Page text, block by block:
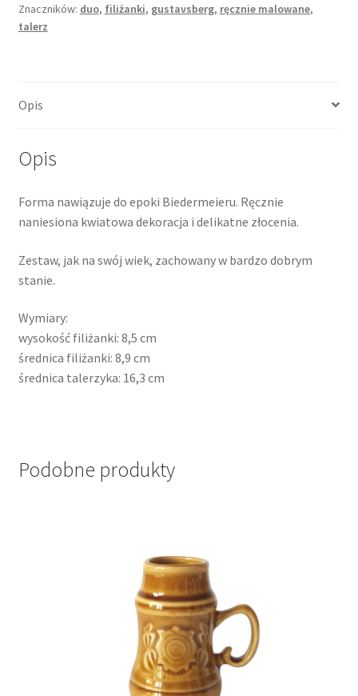
Gustavsberg,
Szwecja
Znaczników: duo, filiżanki, gustavsberg, ręcznie malowane,
talerz
Opis
Opis
Forma nawiązuje do epoki Biedermeieru. Ręcznie
naniesiona kwiatowa dekoracja i delikatne złocenia.
Zestaw, jak na swój wiek, zachowany w bardzo dobrym
stanie.
Wymiary:
wysokość filiżanki: 8,5 cm
średnica filiżanki: 8,9 cm
średnica talerzyka: 16,3 cm
Podobne produkty